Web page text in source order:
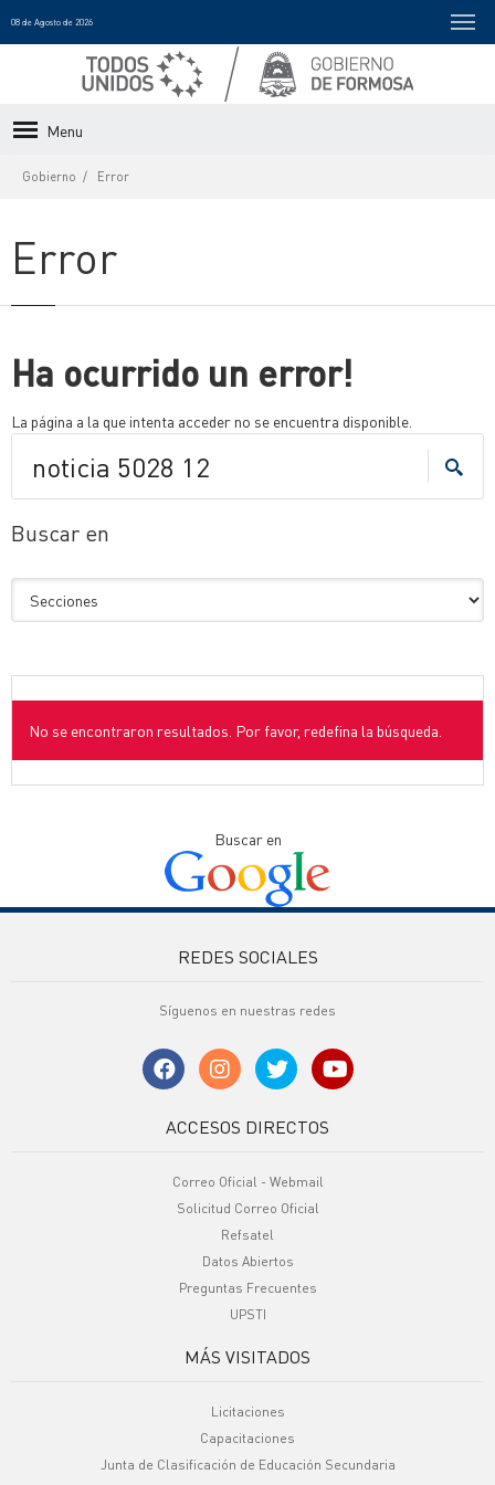
08 de Agosto de 2026
Menu
Gobierno Error
Error
Ha ocurrido un error!
La página a la que intenta acceder no se encuentra disponible.
Buscar en
No se encontraron resultados. Por favor, redefina la búsqueda.
Buscar en
REDES SOCIALES
Síguenos en nuestras redes
ACCESOS DIRECTOS
Correo Oficial - Webmail
Solicitud Correo Oficial
Refsatel
Datos Abiertos
Preguntas Frecuentes
UPSTI
MÁS VISITADOS
Licitaciones
Capacitaciones
Junta de Clasificación de Educación Secundaria